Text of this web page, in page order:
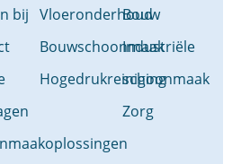
bij Vloeronderhoud
Bouwschoonmaak
Hogedrukreiniging
Bouw
Industriële
schoonmaak
Zorg